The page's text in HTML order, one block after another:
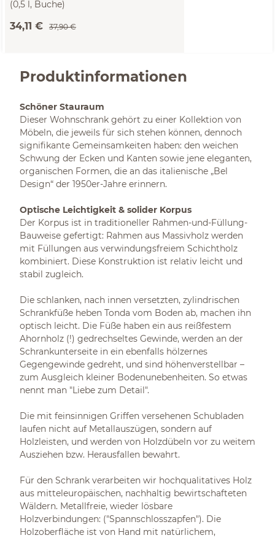
(0,5 l, Buche)
34,11 € 37,90 €
Produktinformationen
Schöner Stauraum
Dieser Wohnschrank gehört zu einer Kollektion von
Möbeln, die jeweils für sich stehen können, dennoch
signifikante Gemeinsamkeiten haben: den weichen
Schwung der Ecken und Kanten sowie jene eleganten,
organischen Formen, die an das italienische „Bel
Design“ der 1950er-Jahre erinnern.
Optische Leichtigkeit & solider Korpus
Der Korpus ist in traditioneller Rahmen-und-Füllung-
Bauweise gefertigt: Rahmen aus Massivholz werden
mit Füllungen aus verwindungsfreiem Schichtholz
kombiniert. Diese Konstruktion ist relativ leicht und
stabil zugleich.
Die schlanken, nach innen versetzten, zylindrischen
Schrankfüße heben Tonda vom Boden ab, machen ihn
optisch leicht. Die Füße haben ein aus reißfestem
Ahornholz (!) gedrechseltes Gewinde, werden an der
Schrankunterseite in ein ebenfalls hölzernes
Gegengewinde gedreht, und sind höhenverstellbar –
zum Ausgleich kleiner Bodenunebenheiten. So etwas
nennt man "Liebe zum Detail".
Die mit feinsinnigen Griffen versehenen Schubladen
laufen nicht auf Metallauszügen, sondern auf
Holzleisten, und werden von Holzdübeln vor zu weitem
Ausziehen bzw. Herausfallen bewahrt.
Für den Schrank verarbeiten wir hochqualitatives Holz
aus mitteleuropäischen, nachhaltig bewirtschafteten
Wäldern. Metallfreie, wieder lösbare
Holzverbindungen: ("Spannschlosszapfen"). Die
Holzoberfläche ist von Hand mit natürlichem,